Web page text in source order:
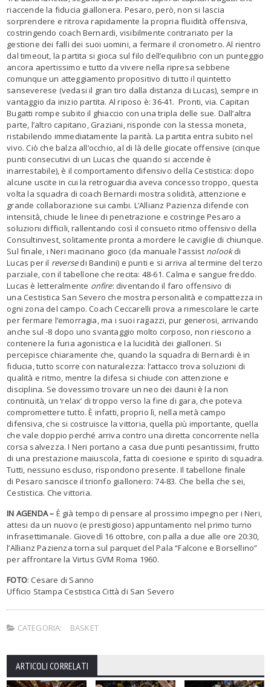
riaccende la fiducia giallonera. Pesaro, però, non si lascia
sorprendere e ritrova rapidamente la propria fluidità offensiva,
costringendo coach Bernardi, visibilmente contrariato per la
gestione dei falli dei suoi uomini, a fermare il cronometro. Al rientro
dal timeout, la partita si gioca sul filo dell’equilibrio con un punteggio
ancora apertissimo e tutto da vivere nella ripresa sebbene
comunque un atteggiamento propositivo di tutto il quintetto
sanseverese (vedasi il gran tiro dalla distanza di Lucas), sempre in
vantaggio da inizio partita. Al riposo è: 36-41. Pronti, via. Capitan
Bugatti rompe subito il ghiaccio con una tripla delle sue. Dall’altra
parte, l’altro capitano, Graziani, risponde con la stessa moneta,
ristabilendo immediatamente la parità. La partita entra subito nel
vivo. Ciò che balza all’occhio, al di là delle giocate offensive (cinque
punti consecutivi di un Lucas che quando si accende è
inarrestabile), è il comportamento difensivo della Cestistica: dopo
alcune uscite in cui la retroguardia aveva concesso troppo, questa
volta la squadra di coach Bernardi mostra solidità, attenzione e
grande collaborazione sui cambi. L’Allianz Pazienza difende con
intensità, chiude le linee di penetrazione e costringe Pesaro a
soluzioni difficili, rallentando così il consueto ritmo offensivo della
Consultinvest, solitamente pronta a mordere le caviglie di chiunque.
Sul finale, i Neri macinano gioco (da manuale l’assist nolookdi
Lucas per il reversedi Bandini) e punti e si arriva al termine del terzo
parziale, con il tabellone che recita: 48-61. Calma e sangue freddo.
Lucas è letteralmente onfire: diventando il faro offensivo di
una Cestistica San Severo che mostra personalità e compattezza in
ogni zona del campo. Coach Ceccarelli prova a rimescolare le carte
per fermare l’emorragia, ma i suoi ragazzi, pur generosi, arrivando
anche sul -8 dopo uno svantaggio molto corposo, non riescono a
contenere la furia agonistica e la lucidità dei gialloneri. Si
percepisce chiaramente che, quando la squadra di Bernardi è in
fiducia, tutto scorre con naturalezza: l’attacco trova soluzioni di
qualità e ritmo, mentre la difesa si chiude con attenzione e
disciplina. Se dovessimo trovare un neo dei dauni è la non
continuità, un ‘relax’ di troppo verso la fine di gara, che poteva
compromettere tutto. È infatti, proprio lì, nella metà campo
difensiva, che si costruisce la vittoria, quella più importante, quella
che vale doppio perché arriva contro una diretta concorrente nella
corsa salvezza. I Neri portano a casa due punti pesantissimi, frutto
di una prestazione maiuscola, fatta di coesione e spirito di squadra.
Tutti, nessuno escluso, rispondono presente. Il tabellone finale
di Pesaro sancisce il trionfo giallonero: 74-83. Che bella che sei,
Cestistica. Che vittoria.
IN AGENDA – È già tempo di pensare al prossimo impegno per i Neri,
attesi da un nuovo (e prestigioso) appuntamento nel primo turno
infrasettimanale. Giovedì 16 ottobre, con palla a due alle ore 20:30,
l’Allianz Pazienza torna sul parquet del Pala “Falcone e Borsellino”
per affrontare la Virtus GVM Roma 1960.
FOTO: Cesare di Sanno
Ufficio Stampa Cestistica Città di San Severo
CATEGORIA: BASKET
ARTICOLI CORRELATI